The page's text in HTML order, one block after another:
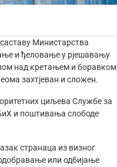
Министарства
и ђеловање у рјешавању
над кретањем и боравком
захтјеван и сложен.
циљева Службе за
и поштивања слободе
странаца из визног
или одбијање